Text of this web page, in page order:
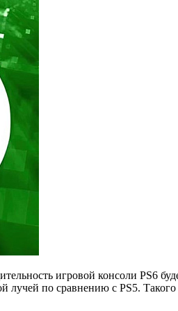
игровой консоли PS6
по сравнению с PS5.